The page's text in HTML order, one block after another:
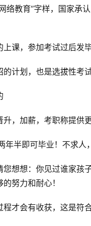
络教育”字样，国家承
课，参加考试过后发
计划，也是选拔性考试
，加薪，考职称提供
半即可毕业！不求人
想想：你见过谁家
努力和耐心！
才会有收获，这是符合